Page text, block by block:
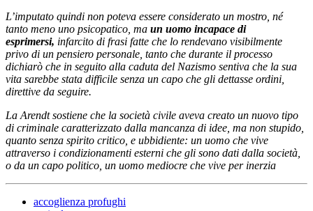
L’imputato quindi non poteva essere considerato un mostro, né
tanto meno uno psicopatico, ma un uomo incapace di
esprimersi, infarcito di frasi fatte che lo rendevano visibilmente
privo di un pensiero personale, tanto che durante il processo
dichiarò che in seguito alla caduta del Nazismo sentiva che la sua
vita sarebbe stata difficile senza un capo che gli dettasse ordini,
direttive da seguire.
La Arendt sostiene che la società civile aveva creato un nuovo tipo
di criminale caratterizzato dalla mancanza di idee, ma non stupido,
quanto senza spirito critico, e ubbidiente: un uomo che vive
attraverso i condizionamenti esterni che gli sono dati dalla società,
o da un capo politico, un uomo mediocre che vive per inerzia
accoglienza profughi